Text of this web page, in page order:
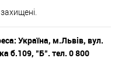
Україна, м.Львів, вул.
б.109, "Б". тел. 0 800